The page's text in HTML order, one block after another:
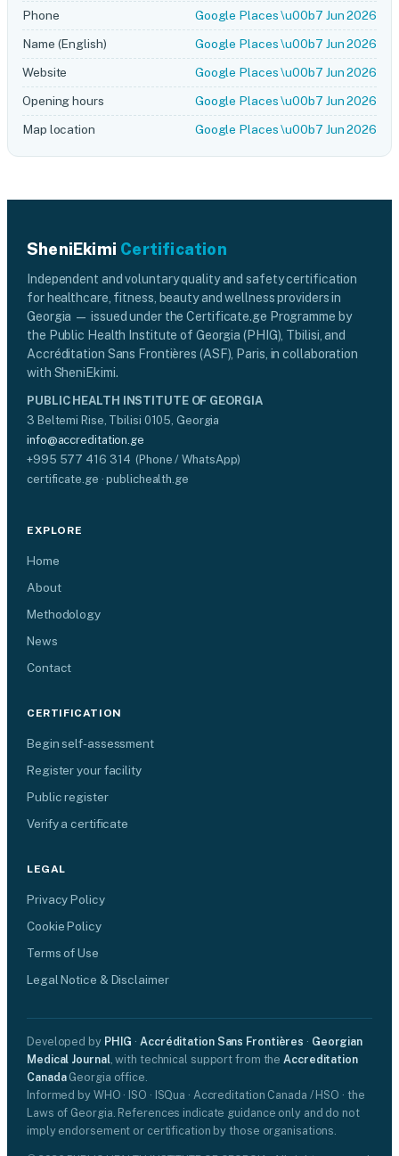
Phone
Google Places \u00b7 Jun 2026
Name (English)
Google Places \u00b7 Jun 2026
Website
Google Places \u00b7 Jun 2026
Opening hours
Google Places \u00b7 Jun 2026
Map location
Google Places \u00b7 Jun 2026
SheniEkimi Certification
Independent and voluntary quality and safety certification
for healthcare, fitness, beauty and wellness providers in
Georgia — issued under the Certificate.ge Programme by
the Public Health Institute of Georgia (PHIG), Tbilisi, and
Accréditation Sans Frontières (ASF), Paris, in collaboration
with SheniEkimi.
PUBLIC HEALTH INSTITUTE OF GEORGIA
3 Beltemi Rise, Tbilisi 0105, Georgia
info@accreditation.ge
+995 577 416 314 (Phone / WhatsApp)
certificate.ge · publichealth.ge
EXPLORE
Home
About
Methodology
News
Contact
CERTIFICATION
Begin self-assessment
Register your facility
Public register
Verify a certificate
LEGAL
Privacy Policy
Cookie Policy
Terms of Use
Legal Notice & Disclaimer
Developed by PHIG ·Accréditation Sans Frontières · Georgian
Medical Journal, with technical support from theAccreditation
CanadaGeorgia office.
Informed by WHO · ISO · ISQua · Accreditation Canada / HSO · the
Laws of Georgia. References indicate guidance only and do not
imply endorsement or certification by those organisations.